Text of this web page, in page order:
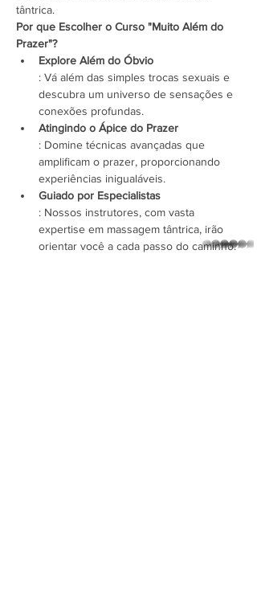
tântrica.
Por que Escolher o Curso "Muito Além do
Prazer"?
Explore Além do Óbvio
: Vá além das simples trocas sexuais e
descubra um universo de sensações e
conexões profundas.
Atingindo o Ápice do Prazer
: Domine técnicas avançadas que
amplificam o prazer, proporcionando
experiências inigualáveis.
Guiado por Especialistas
: Nossos instrutores, com vasta
expertise em massagem tântrica, irão
orientar você a cada passo do caminho.
whatsapp